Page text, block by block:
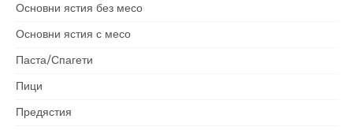
Основни ястия без месо
Основни ястия с месо
Паста/Спагети
Пици
Предястия